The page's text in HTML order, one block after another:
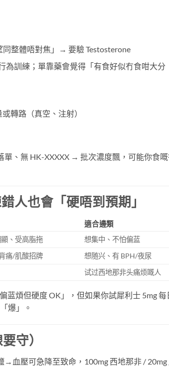
同整體唔對焦」→ 要驗 Testosterone
為訓練；單靠藥會覺得「有食好似冇食咁大分
轉路（真空、注射）
單、無 HK-XXXXX → 批次濃度飄，可能你食
人也會「硬唔到預期」
適合邊類
、受高脂拖
想集中、不怕偏蓝
痛/肌酸招牌
想随兴、有 BPH/夜尿
试过西地那非头痛烦嘅人
蓝煩但硬度 OK」，但如果你試犀利士 5mg 每
爆」。
守）
→血壓可急降至致命，100mg 西地那非 / 20mg